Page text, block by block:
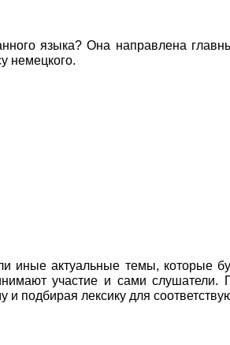
языка? Она направлена
немецкого.
иные актуальные темы, которые
участие и сами слушатели.
и подбирая лексику для